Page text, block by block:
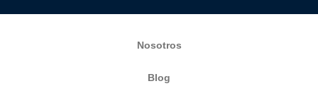
Nosotros
Blog